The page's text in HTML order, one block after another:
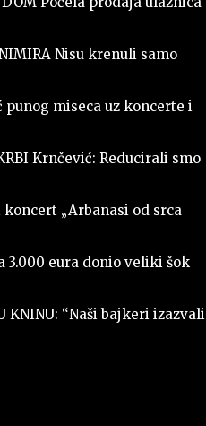
Nisu krenuli samo
punog miseca uz koncerte i
Krnčević: Reducirali smo
koncert „Arbanasi od srca
3.000 eura donio veliki šok
KNINU: “Naši bajkeri izazvali